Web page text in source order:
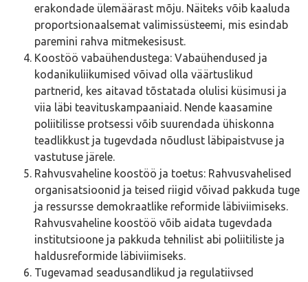
erakondade ülemäärast mõju. Näiteks võib kaaluda
proportsionaalsemat valimissüsteemi, mis esindab
paremini rahva mitmekesisust.
Koostöö vabaühendustega: Vabaühendused ja
kodanikuliikumised võivad olla väärtuslikud
partnerid, kes aitavad tõstatada olulisi küsimusi ja
viia läbi teavituskampaaniaid. Nende kaasamine
poliitilisse protsessi võib suurendada ühiskonna
teadlikkust ja tugevdada nõudlust läbipaistvuse ja
vastutuse järele.
Rahvusvaheline koostöö ja toetus: Rahvusvahelised
organisatsioonid ja teised riigid võivad pakkuda tuge
ja ressursse demokraatlike reformide läbiviimiseks.
Rahvusvaheline koostöö võib aidata tugevdada
institutsioone ja pakkuda tehnilist abi poliitiliste ja
haldusreformide läbiviimiseks.
Tugevamad seadusandlikud ja regulatiivsed